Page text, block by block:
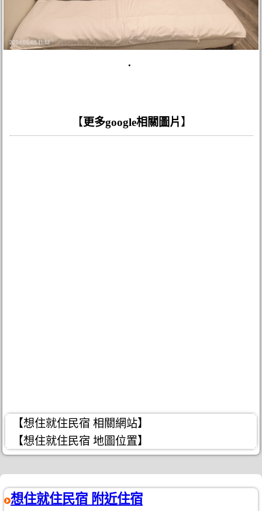
.
【 更多google相關圖片 】
【想住就住民宿 相關網站】
【想住就住民宿 地圖位置】
想住就住民宿 附近住宿